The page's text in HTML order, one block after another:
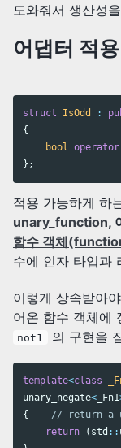
도와줘서 생산성
어댑터 적
struct IsOdd :
{
bool operator
};
적용 가능하게 하
unary_function,
함수 객체
수에 인자 타입과
이렇게 상속받아
어온 함수 객체에
not1 의 구현을
template<class
unary_negate< _Fn1
{
// return a
return
( std ::